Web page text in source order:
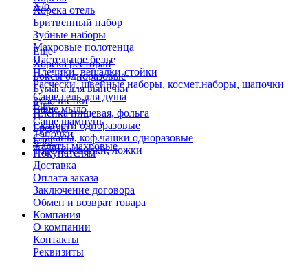
Х/б
Хорека отель
Бритвенный набор
Зубные наборы
Махровые полотенца
Пастельное белье
Плечики, вешалки-стойки
Расчески, швейные наборы, космет.наборы, шапочки
Саше гель для душа
Саше мыло
Саше шампунь
Тапочки
Халаты махровые
Еще
Хорека ресторан
Боксы одноразовые
Бумага для выпечки
Зубочистки
Пленка пищевая, фольга
Скатерти одноразовые
Стаканы, коф.чашки одноразовые
Тарелки, вилки, ложки
Еще
Бренды
Блог
Покупателям
Доставка
Оплата заказа
Заключение договора
Обмен и возврат товара
Компания
О компании
Контакты
Реквизиты